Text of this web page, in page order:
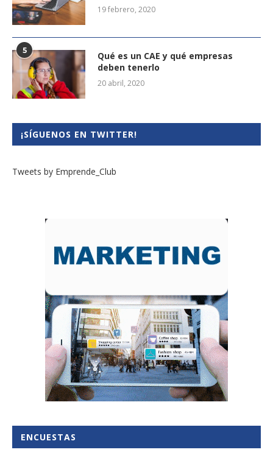
19 febrero, 2020
5
Qué es un CAE y qué empresas
deben tenerlo
20 abril, 2020
¡SÍGUENOS EN TWITTER!
Tweets by Emprende_Club
ENCUESTAS